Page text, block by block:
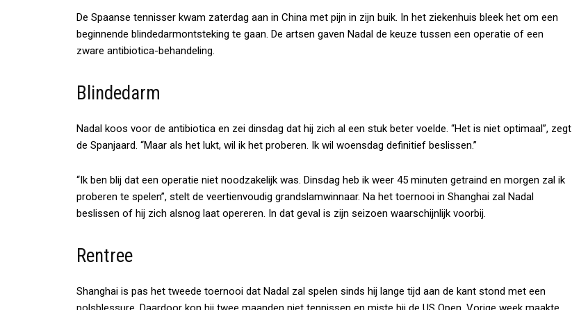
De Spaanse tennisser kwam zaterdag aan in China met pijn in zijn buik. In het ziekenhuis bleek het om een
beginnende blindedarmontsteking te gaan. De artsen gaven Nadal de keuze tussen een operatie of een
zware antibiotica-behandeling.
Blindedarm
Nadal koos voor de antibiotica en zei dinsdag dat hij zich al een stuk beter voelde. “Het is niet optimaal”, zegt
de Spanjaard. “Maar als het lukt, wil ik het proberen. Ik wil woensdag definitief beslissen.”
“Ik ben blij dat een operatie niet noodzakelijk was. Dinsdag heb ik weer 45 minuten getraind en morgen zal ik
proberen te spelen”, stelt de veertienvoudig grandslamwinnaar. Na het toernooi in Shanghai zal Nadal
beslissen of hij zich alsnog laat opereren. In dat geval is zijn seizoen waarschijnlijk voorbij.
Rentree
Shanghai is pas het tweede toernooi dat Nadal zal spelen sinds hij lange tijd aan de kant stond met een